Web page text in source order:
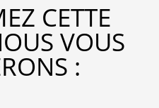
CETTE
VOUS
: